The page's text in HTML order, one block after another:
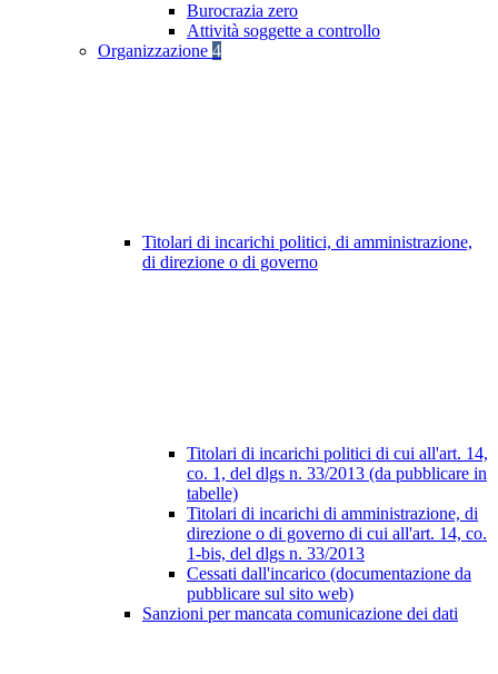
Burocrazia zero
Attività soggette a controllo
Organizzazione 4
Titolari di incarichi politici, di amministrazione,
di direzione o di governo
Titolari di incarichi politici di cui all'art. 14,
co. 1, del dlgs n. 33/2013 (da pubblicare in
tabelle)
Titolari di incarichi di amministrazione, di
direzione o di governo di cui all'art. 14, co.
1-bis, del dlgs n. 33/2013
Cessati dall'incarico (documentazione da
pubblicare sul sito web)
Sanzioni per mancata comunicazione dei dati